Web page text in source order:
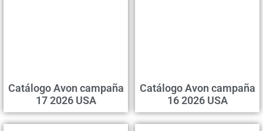
Catálogo Avon campaña
17 2026 USA
Catálogo Avon campaña
16 2026 USA